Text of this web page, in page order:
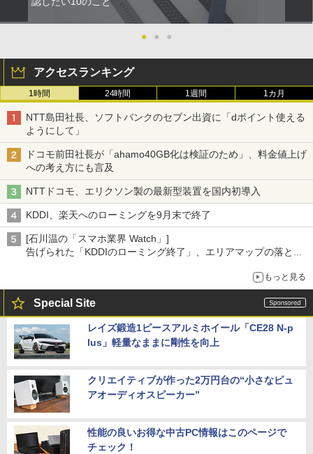
● ● ●
アクセスランキング
1時間 24時間 1週間 1カ月
NTT島田社長、ソフトバンクのセブン出資に「dポイント使える
ようにして」
ドコモ前田社長が「ahamo40GB化は検証のため」、料金値上げ
への考え方にも言及
NTTドコモ、エリクソン製の最新型装置を国内初導入
KDDI、楽天へのローミングを9月末で終了
[石川温の「スマホ業界 Watch」]
告げられた「KDDIのローミング終了」、エリアマップの落とし
もっと見る
Special Site
レイズ鍛造1ピースアルミホイール「CE28 N-p
lus」軽量なままに剛性を向上
クリエイティブが作った2万円台の“小さなピュ
アオーディオスピーカー”
性能の良いお得な中古PC情報はこのページで
チェック！